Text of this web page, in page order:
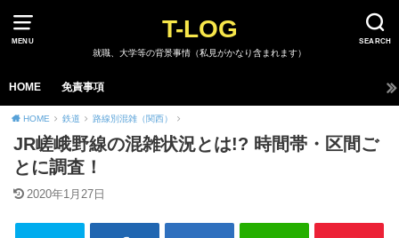
MENU SEARCH
T-LOG
就職、大学等の背景事情（私見がかなり含まれます）
HOME 免責事項
HOME 鉄道 路線別混雑（関西）
JR嵯峨野線の混雑状況とは!? 時間帯・区間ご
とに調査！
2020年1月27日